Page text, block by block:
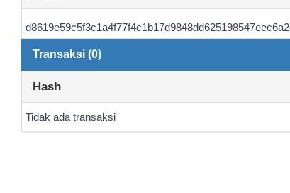
Transaksi (0)
Hash
Tidak ada transaksi